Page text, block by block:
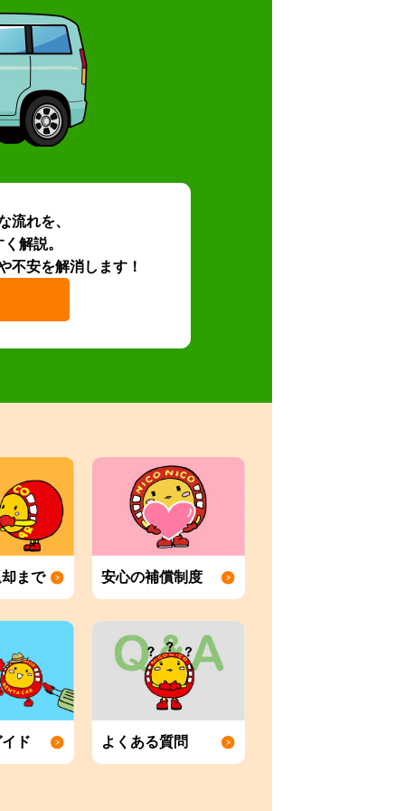
流れを、
解説。
不安を解消します！
まで 安心の補償制度
ド よくある質問